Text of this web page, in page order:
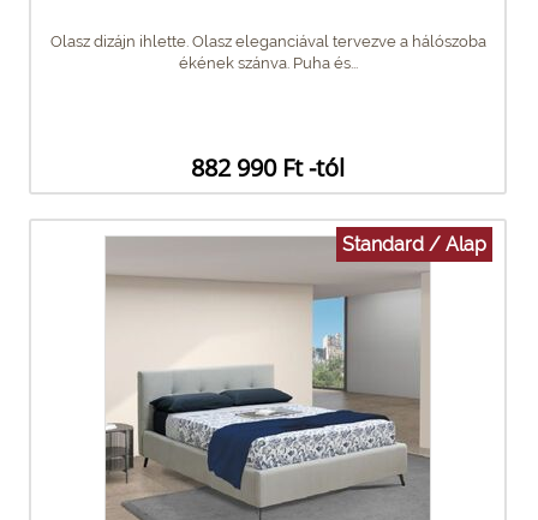
Olasz dizájn ihlette. Olasz eleganciával tervezve a hálószoba
ékének szánva. Puha és...
882 990 Ft -tól
Standard / Alap